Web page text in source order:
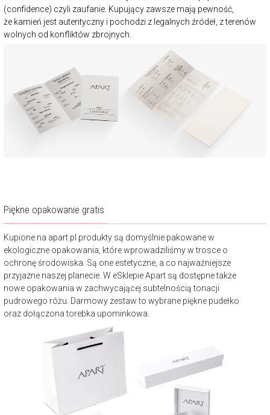
(confidence) czyli zaufanie. Kupujący zawsze mają pewność,
że kamień jest autentyczny i pochodzi z legalnych źródeł, z terenów
wolnych od konfliktów zbrojnych.
Piękne opakowanie gratis
Kupione na apart.pl produkty są domyślnie pakowane w
ekologiczne opakowania, które wprowadziliśmy w trosce o
ochronę środowiska. Są one estetyczne, a co najważniejsze
przyjazne naszej planecie. W eSklepie Apart są dostępne także
nowe opakowania w zachwycającej subtelnością tonacji
pudrowego różu. Darmowy zestaw to wybrane piękne pudełko
oraz dołączona torebka upominkowa.